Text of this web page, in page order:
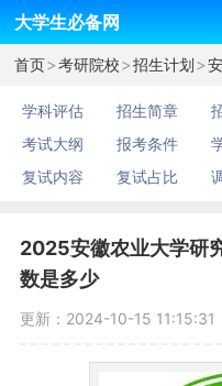
大学生必备网
首页>考研院校>招生计划>
学科评估 招生简章
考试大纲
报考条件
复试内容
复试占比
2025安徽农业大学研
数是多少
更新：2024-10-15 11:15:31